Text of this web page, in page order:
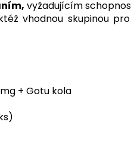
vyžadujícím
vhodnou skupinou
+ Gotu kola